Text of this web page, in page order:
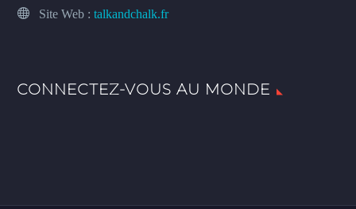
Site Web : talkandchalk.fr
CONNECTEZ-VOUS AU MONDE